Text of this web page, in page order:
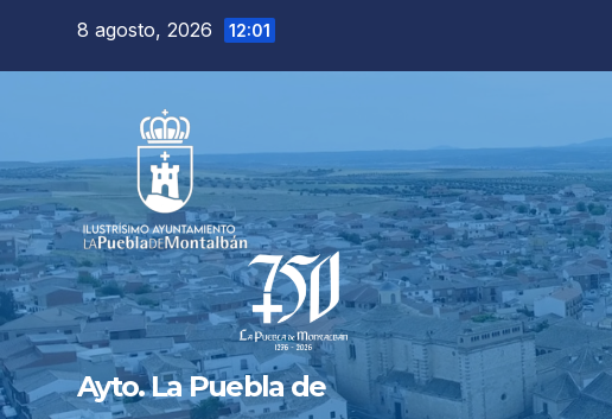
8 agosto, 2026 12:01
Ayto. La Puebla de